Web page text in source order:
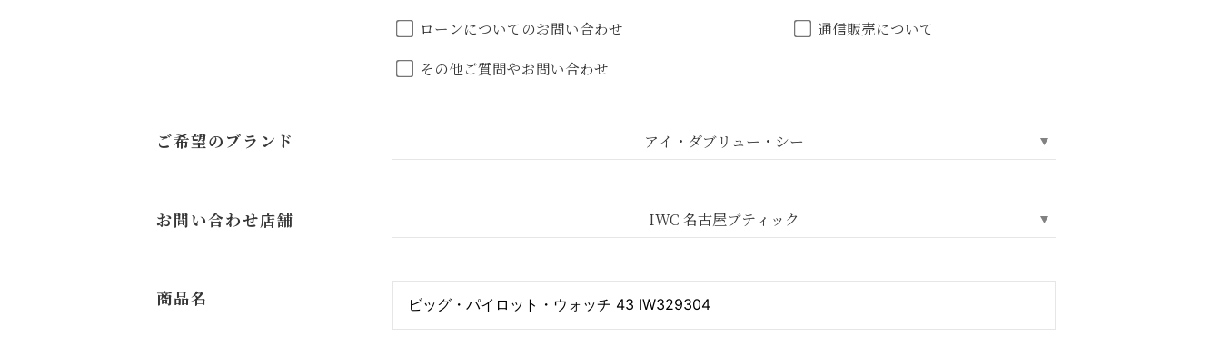
ローンについてのお問い合わせ
通信販売について
その他ご質問やお問い合わせ
ご希望のブランド
お問い合わせ店舗
商品名